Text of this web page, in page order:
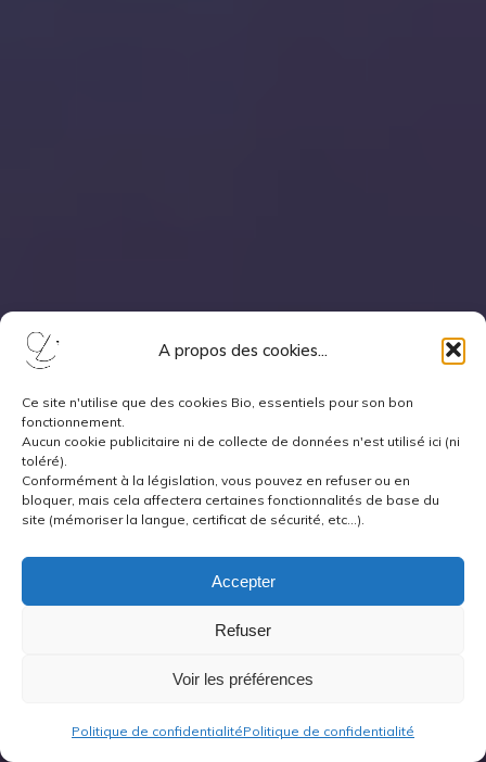
A propos des cookies...
Ce site n'utilise que des cookies Bio, essentiels pour son bon
fonctionnement.
Aucun cookie publicitaire ni de collecte de données n'est utilisé ici (ni
toléré).
Conformément à la législation, vous pouvez en refuser ou en
bloquer, mais cela affectera certaines fonctionnalités de base du
site (mémoriser la langue, certificat de sécurité, etc...).
Accepter
Refuser
Voir les préférences
Politique de confidentialitéPolitique de confidentialité